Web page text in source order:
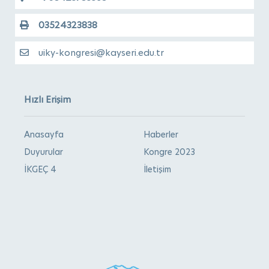
03524323838
uiky-kongresi@kayseri.edu.tr
Hızlı Erişim
Anasayfa
Haberler
Duyurular
Kongre 2023
İKGEÇ 4
İletişim